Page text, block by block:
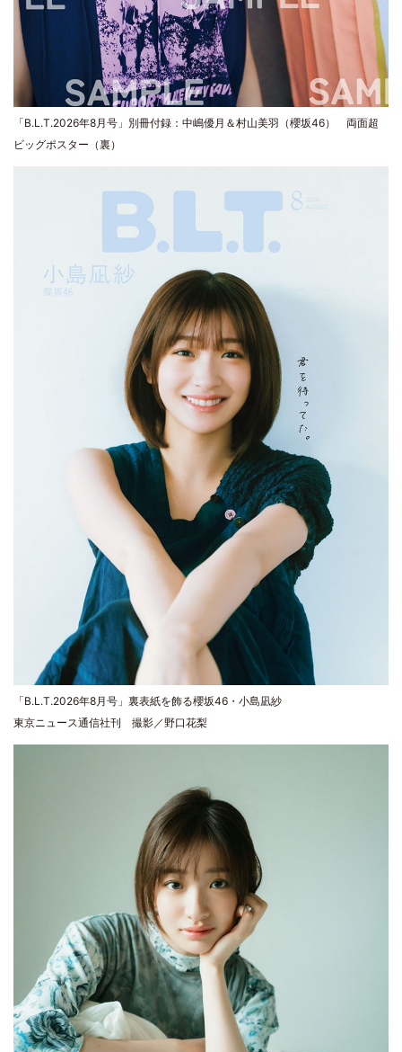
「B.L.T.2026年8月号」別冊付録：中嶋優月＆村山美羽（櫻坂46） 両面超
ビッグポスター（裏）
「B.L.T.2026年8月号」裏表紙を飾る櫻坂46・小島凪紗
東京ニュース通信社刊 撮影／野口花梨